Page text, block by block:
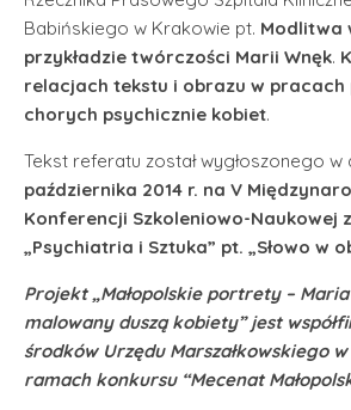
Babińskiego w Krakowie pt. Modlitwa
przykładzie twórczości Marii Wnęk.
relacjach tekstu i obrazu w pracach
chorych psychicznie kobiet.
Tekst referatu został wygłoszonego w
października 2014 r. na V
Konferencji Szkoleniowo-Naukowej
„Psychiatria i Sztuka” pt. „Słowo w
Projekt „Małopolskie portrety –
malowany duszą kobiety” jest
środków Urzędu Marszałkowskiego
ramach konkursu “Mecenat